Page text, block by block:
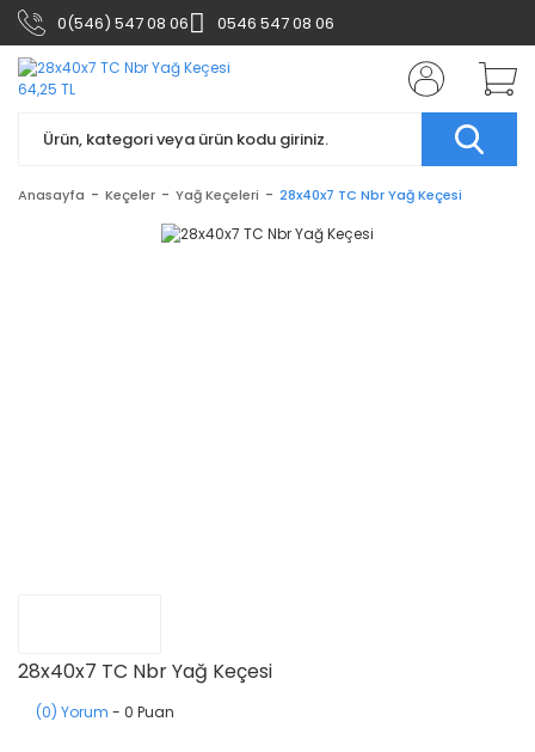
0(546) 547 08 06 0546 547 08 06
Anasayfa Keçeler Yağ Keçeleri 28x40x7 TC Nbr Yağ Keçesi
28x40x7 TC Nbr Yağ Keçesi
(0) Yorum - 0 Puan